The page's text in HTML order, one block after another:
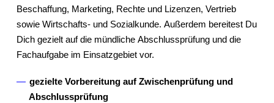
Beschaffung, Marketing, Rechte und Lizenzen, Vertrieb
sowie Wirtschafts- und Sozialkunde. Außerdem bereitest Du
Dich gezielt auf die mündliche Abschlussprüfung und die
Fachaufgabe im Einsatzgebiet vor.
gezielte Vorbereitung auf Zwischenprüfung und
Abschlussprüfung